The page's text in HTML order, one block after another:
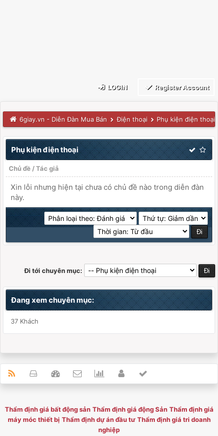
LOGIN Register Account
6giay.vn - Diễn Đàn Mua Bán Điện thoại Phụ kiện điện thoại
Phụ kiện điện thoại
Chủ đề /Tác giả
Xin lỗi nhưng hiện tại chưa có chủ đề nào trong diễn đàn
này.
Đi tới chuyên mục:
Đang xem chuyên mục:
37 Khách
Thẩm định giá bất động sản Thẩm định giá động Sản Thẩm định giá
máy móc thiết bị Thẩm định dự án đầu tư Thẩm định giá tri doanh
nghiệp